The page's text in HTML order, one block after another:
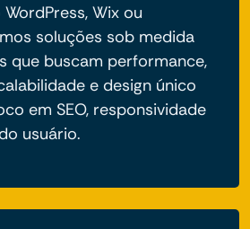
Wix ou
soluções sob medida
que buscam performance,
e design único
em SEO, responsividade
usuário.